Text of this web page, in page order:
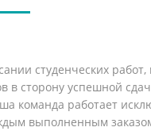
студенческих
в сторону успешной
команда работает
выполненным